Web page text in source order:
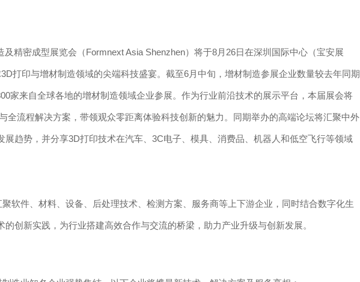
及精密成型展览会（Formnext Asia Shenzhen）将于8月 26日在深圳国际中心（宝安展
3D打印与增材制造领域的尖端科技盛宴。截至6月中旬，增材制造参展企业数量较去年同期
家来自全球各地的增材制造领域企业参展。作为行业前沿技术的展示平台，本届展会将
全流程解决方案，带领观众零距离体验科技创新的魅力。同期举办的高端论坛将汇聚中外
展趋势，并分享3D打印技术在汽车、 3C电子、模具、消费品、机器人和低空飞行等领域
软件、材料、设备、后处理技术、检测方案、服务商等上下游企业，同时结合数字化生
创新实践，为行业搭建高效合作与交流的桥梁，助力产业升级与创新发展。